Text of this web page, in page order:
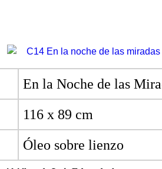
En la Noche de las
116 x 89 cm
Óleo sobre lienzo